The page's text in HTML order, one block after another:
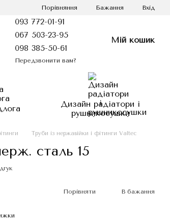
Порівняння Бажання Вхід
093 772-01-91
067 503-23-95
098 385-50-61
Передзвонити вам?
Мій кошик
Дизайн радіатори і
рушникосушки
Труби із нержавійки і фітинги Valtec
сталь 15
Порівняти В бажання